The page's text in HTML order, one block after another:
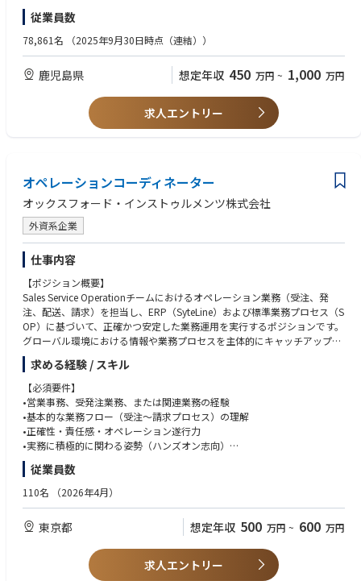
種子島に駐在し、原則はJAXA種子島宇宙センター内の事務所にて勤務とな
ります。
衛星との窓口業務を行う数名のグループ内で、入社後はOJTで仕事を覚え
複数衛星の打上げ準備が並行することもあるので、能力・希望に応じて分
す。
■業務の魅力
身近でロケットの打上げを見ながら働けます。顧客の喜ぶ顔を直接見ら
れ、達成感を共有できます。
【尚可条件】
・海外ビジネスパートナーとの業務経験
・火薬類取扱保安責任者 資格
【語学力】
・TOEIC730点以上或いはビジネス英会話レベルが望ましい
従業員数
78,861名 （2025年9月30日時点（連結））
鹿児島県 想定年収 450 万円 ~ 1,000 万円
求人エントリー
オペレーションコーディネーター
オックスフォード・インストゥルメンツ株式会社
外資系企業
仕事内容
【ポジション概要】
Sales Service Operationチームにおけるオペレーション業務（受注、発
注、配送、請求）を担当し、ERP（SyteLine）および標準業務プロセス（S
OP）に基づいて、正確かつ安定した業務運用を実行するポジションです。
グローバル環境における情報や業務プロセスを主体的にキャッチアップ
し、業務改善および効率化の意識を持って日常業務に取り組むことが求め
られます。単なる事務処理に留まらず、課題を認識し、より良い業務運用
へと繋げる姿勢が重要です。
【仕事内容】
①アドミニストレーション業務 (80-90%)
•受注入力および売上処理
•請求書の作成・発行・処理
•顧客および社内からの問い合わせ対応（電話・メール・Teams）
※営業・サービスに関わるオペレーション業務全般を担当
※現状、配送指示業務も担当いただきます
※SyteLineを用いた業務実行を前提とします
②業務改善・標準化（5-10%）
•受注・請求・発注プロセスの可視化
求める経験 / スキル
【必須要件】
•営業事務、受発注業務、または関連業務の経験
•基本的な業務フロー（受注〜請求プロセス）の理解
•正確性・責任感・オペレーション遂行力
•実務に積極的に関わる姿勢（ハンズオン志向）
•ERPシステム（SAP、SyteLine等）の使用経験rd、Outlook）
【歓迎要件】
•業務改善・業務効率化の経験
•SOP作成または業務標準化の経験
•Excel・マニュアル中心運用からの脱却経験
従業員数
110名 （2026年4月）
東京都 想定年収 500 万円 ~ 600 万円
求人エントリー